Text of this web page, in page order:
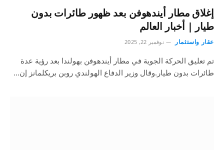
إغلاق مطار أيندهوفن بعد ظهور طائرات بدون
طيار | أخبار العالم
عقار واستثمار نوفمبر 22, 2025
تم تعليق الحركة الجوية في مطار أيندهوفن بهولندا بعد رؤية عدة
طائرات بدون طيار.وقال وزير الدفاع الهولندي روبن بريكلمانز إن…